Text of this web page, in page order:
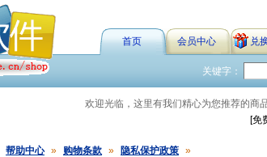
首页 会员中心 兑
关键字：
欢迎光临，这里有我们精心为您推荐的商
[免
帮助中心 » 购物条款 » 隐私保护政策 »